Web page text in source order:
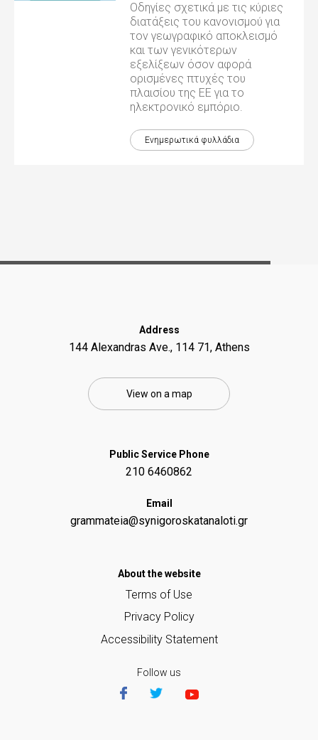
Οδηγίες σχετικά με τις κύριες
διατάξεις του κανονισμού για
τον γεωγραφικό αποκλεισμό
και των γενικότερων
εξελίξεων όσον αφορά
ορισμένες πτυχές του
πλαισίου της ΕΕ για το
ηλεκτρονικό εμπόριο.
Ενημερωτικά φυλλάδια
Address
144 Alexandras Ave., 114 71, Athens
View on a map
Public Service Phone
210 6460862
Email
grammateia@synigoroskatanaloti.gr
Αbout the website
Terms of Use
Privacy Policy
Accessibility Statement
Follow us